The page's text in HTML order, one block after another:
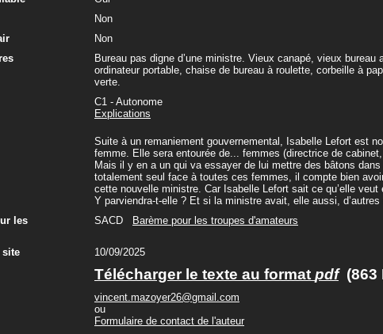
Non
Non
Bureau pas digne d’une ministre. Vieux canapé, vieux bureau
ordinateur portable, chaise de bureau à roulette, corbeille à
verte.
C1 - Autonome
Explications
Suite à un remaniement gouvernemental, Isabelle Lefort est
femme. Elle sera entourée de... femmes (directrice de
Mais il y en a un qui va essayer de lui mettre des bâtons
totalement seul face à toutes ces femmes, il compte bien
cette nouvelle ministre. Car Isabelle Lefort sait ce qu’elle
Y parviendra-t-elle ? Et si la ministre avait, elle aussi,
les
SACD Barème pour les troupes d'amateurs
site
10/09/2025
Télécharger le texte au format pdf(863
vincent.mazoyer26@gmail.com
ou
Formulaire de contact de l'auteur